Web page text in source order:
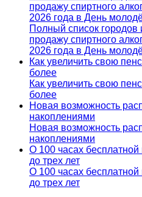
продажу спиртного
2026 года в День
Полный список городов
продажу спиртного
2026 года в День
Как увеличить свою
более
Как увеличить свою
более
Новая возможность
накоплениями
Новая возможность
накоплениями
О 100 часах
до трех лет
О 100 часах
до трех лет